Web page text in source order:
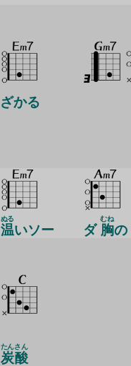
ざかる
温
ぬる
いソー ダ 胸
むね
の
炭
たん
酸
さん